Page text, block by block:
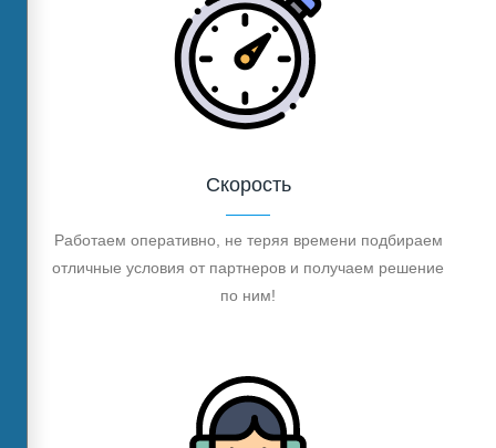
Скорость
Работаем оперативно, не теряя времени подбираем
отличные условия от партнеров и получаем решение
по ним!